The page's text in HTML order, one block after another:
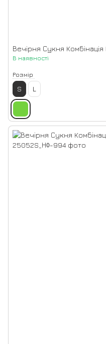
Вечірня Сукня
В наявності
Розмір
S L